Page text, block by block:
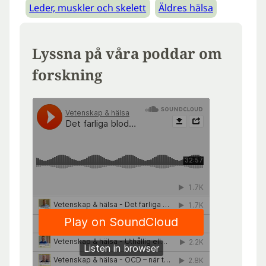
Leder, muskler och skelett
Äldres hälsa
Lyssna på våra poddar om
forskning